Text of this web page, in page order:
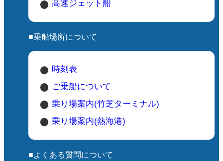
高速ジェット船
■乗船場所について
時刻表
ご乗船について
乗り場案内(竹芝ターミナル)
乗り場案内(熱海港)
■よくある質問について